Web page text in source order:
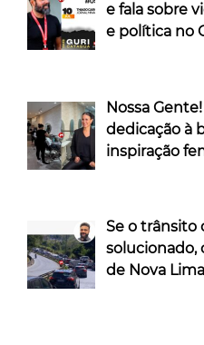
e fala sobre
e política no
Nossa
dedicação à
inspiração
Se o trânsito
solucionado,
de Nova